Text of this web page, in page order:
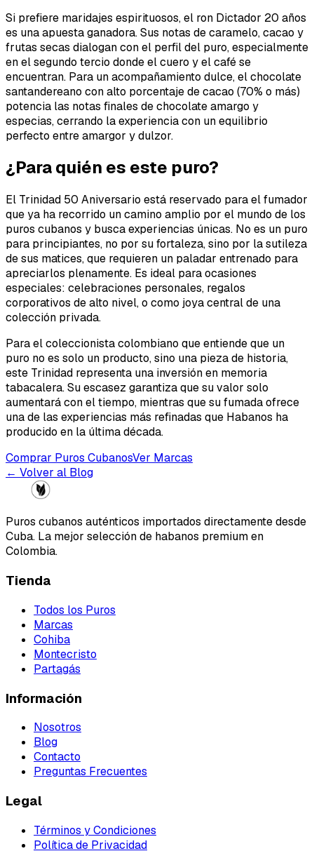
Si prefiere maridajes espirituosos, el ron Dictador 20 años
es una apuesta ganadora. Sus notas de caramelo, cacao y
frutas secas dialogan con el perfil del puro, especialmente
en el segundo tercio donde el cuero y el café se
encuentran. Para un acompañamiento dulce, el chocolate
santandereano con alto porcentaje de cacao (70% o más)
potencia las notas finales de chocolate amargo y
especias, cerrando la experiencia con un equilibrio
perfecto entre amargor y dulzor.
¿Para quién es este puro?
El Trinidad 50 Aniversario está reservado para el fumador
que ya ha recorrido un camino amplio por el mundo de los
puros cubanos y busca experiencias únicas. No es un puro
para principiantes, no por su fortaleza, sino por la sutileza
de sus matices, que requieren un paladar entrenado para
apreciarlos plenamente. Es ideal para ocasiones
especiales: celebraciones personales, regalos
corporativos de alto nivel, o como joya central de una
colección privada.
Para el coleccionista colombiano que entiende que un
puro no es solo un producto, sino una pieza de historia,
este Trinidad representa una inversión en memoria
tabacalera. Su escasez garantiza que su valor solo
aumentará con el tiempo, mientras que su fumada ofrece
una de las experiencias más refinadas que Habanos ha
producido en la última década.
Comprar Puros CubanosVer Marcas
← Volver al Blog
Puros cubanos auténticos importados directamente desde
Cuba. La mejor selección de habanos premium en
Colombia.
Tienda
Todos los Puros
Marcas
Cohiba
Montecristo
Partagás
Información
Nosotros
Blog
Contacto
Preguntas Frecuentes
Legal
Términos y Condiciones
Política de Privacidad